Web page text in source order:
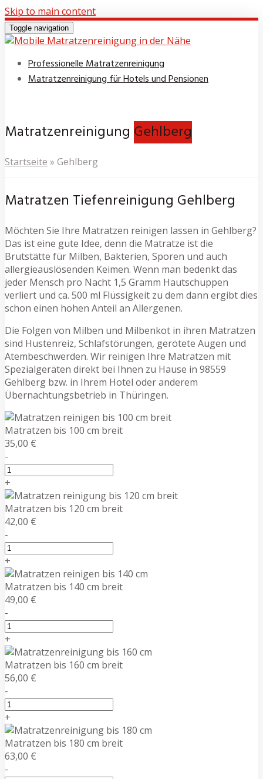
Skip to main content
Toggle navigation
Professionelle Matratzenreinigung
Matratzenreinigung für Hotels und Pensionen
Matratzenreinigung Gehlberg
Startseite » Gehlberg
Matratzen Tiefenreinigung Gehlberg
Möchten Sie Ihre Matratzen reinigen lassen in Gehlberg?
Das ist eine gute Idee, denn die Matratze ist die
Brutstätte für Milben, Bakterien, Sporen und auch
allergieauslösenden Keimen. Wenn man bedenkt das
jeder Mensch pro Nacht 1,5 Gramm Hautschuppen
verliert und ca. 500 ml Flüssigkeit zu dem dann ergibt dies
schon einen hohen Anteil an Allergenen.
Die Folgen von Milben und Milbenkot in ihren Matratzen
sind Hustenreiz, Schlafstörungen, gerötete Augen und
Atembeschwerden. Wir reinigen Ihre Matratzen mit
Spezialgeräten direkt bei Ihnen zu Hause in 98559
Gehlberg bzw. in Ihrem Hotel oder anderem
Übernachtungsbetrieb in Thüringen.
Matratzen bis 100 cm breit
35,00 €
-
+
Matratzen bis 120 cm breit
42,00 €
-
+
Matratzen bis 140 cm breit
49,00 €
-
+
Matratzen bis 160 cm breit
56,00 €
-
+
Matratzen bis 180 cm breit
63,00 €
-